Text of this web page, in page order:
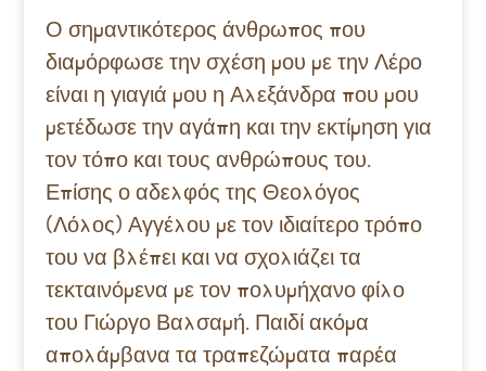
Ο σημαντικότερος άνθρωπος που
διαμόρφωσε την σχέση μου με την Λέρο
είναι η γιαγιά μου η Αλεξάνδρα που μου
μετέδωσε την αγάπη και την εκτίμηση για
τον τόπο και τους ανθρώπους του.
Επίσης ο αδελφός της Θεολόγος
(Λόλος) Αγγέλου με τον ιδιαίτερο τρόπο
του να βλέπει και να σχολιάζει τα
τεκταινόμενα με τον πολυμήχανο φίλο
του Γιώργο Βαλσαμή. Παιδί ακόμα
απολάμβανα τα τραπεζώματα παρέα